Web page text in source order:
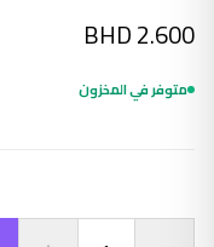
BHD2.600
متوفر في المخزون